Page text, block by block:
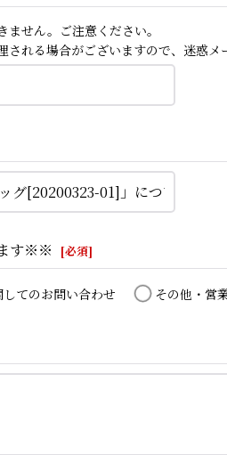
せん。ご注意ください。
れる場合がございますので、迷惑メ
す※※ [必須]
てのお問い合わせ その他・営